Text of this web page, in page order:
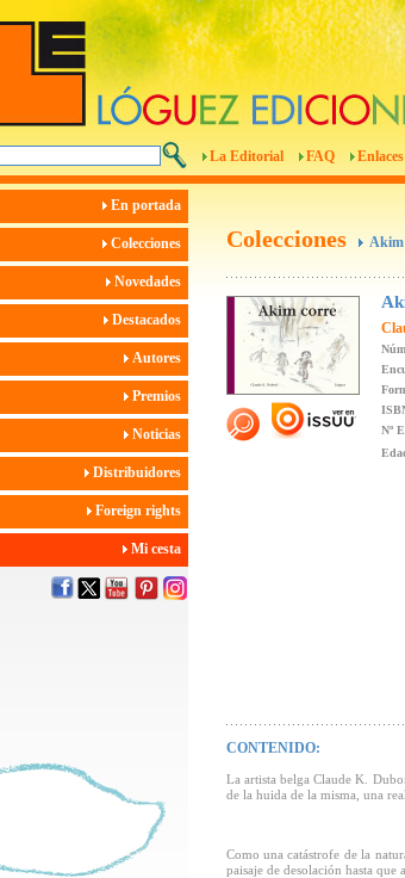
La Editorial FAQ Enlaces
En portada
Colecciones
Novedades
Destacados
Autores
Premios
Noticias
Distribuidores
Foreign rights
Mi cesta
Colecciones Akim
Nº
CONTENIDO:
La artista belga Claude K.
de la huida de la misma, una
Como una catástrofe de la
paisaje de desolación hasta